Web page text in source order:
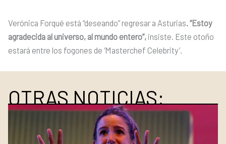
Verónica Forqué está “deseando” regresar a Asturias. “Estoy
agradecida al universo, al mundo entero”, insiste. Este otoño
estará entre los fogones de ‘Masterchef Celebrity’.
OTRAS NOTICIAS: